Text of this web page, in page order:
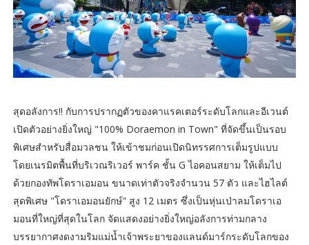
สุดอลังการ!! กับการปรากฏตัวของคาแรคเตอร์ระดับโลกและอีเวนต์
เปิดตัวอย่างยิ่งใหญ่ "100% Doraemon in Town" ที่จัดขึ้นเป็นรอบ
พิเศษสำหรับสื่อมวลชน ให้เข้าชมก่อนเปิดนิทรรศการเต็มรูปแบบ
โดยเนรมิตพื้นที่บริเวณริเวอร์ พาร์ค ชั้น G ไอคอนสยาม ให้เต็มไป
ด้วยกองทัพโดราเอมอน ขนาดเท่าตัวจริงจำนวน 57 ตัว และไฮไลต์
สุดพิเศษ "โดราเอมอนยักษ์" สูง 12 เมตร ซึ่งเป็นหุ่นเป่าลมโดราเอ
มอนที่ใหญ่ที่สุดในโลก จัดแสดงอย่างยิ่งใหญ่อลังการท่ามกลาง
บรรยากาศงดงามริมแม่น้ำเจ้าพระยาของแลนด์มาร์กระดับโลกของ